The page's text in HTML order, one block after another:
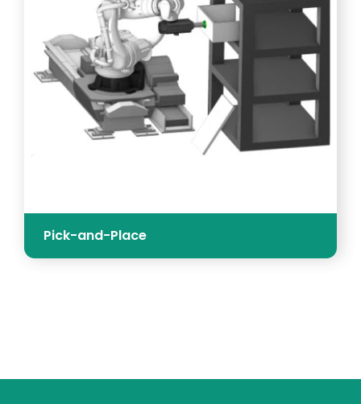
Pick-and-Place